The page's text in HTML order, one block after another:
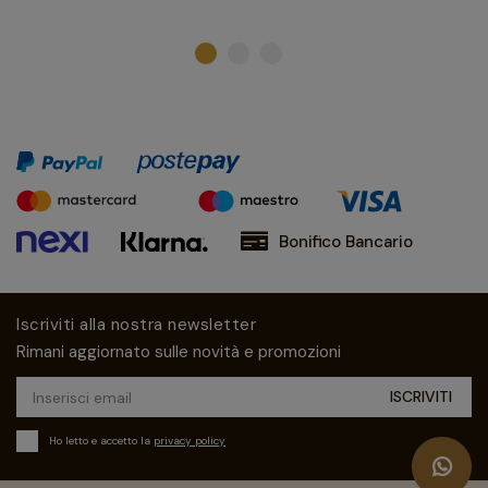
Bonifico Bancario
Iscriviti alla nostra newsletter
Rimani aggiornato sulle novità e promozioni
Ho letto e accetto la privacy policy